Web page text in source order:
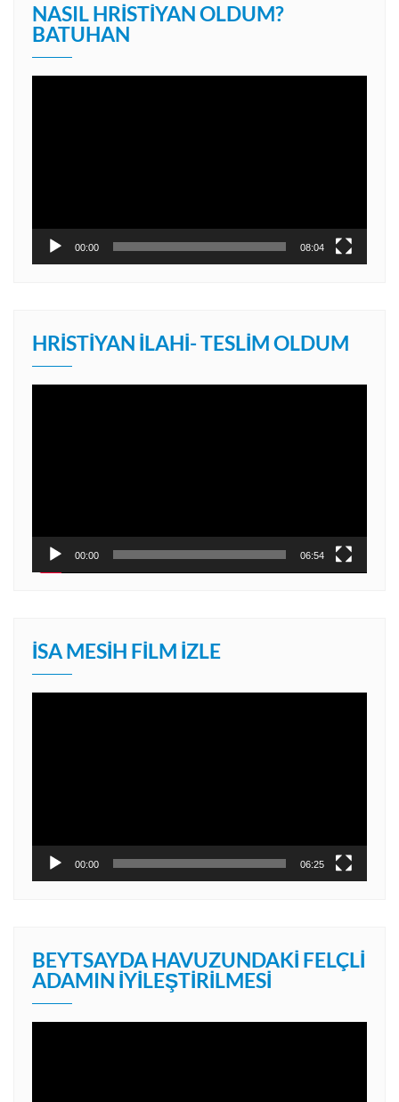
NASIL HRISTIYAN OLDUM?
BATUHAN
00:00 08:04
HRISTIYAN İLAHI- TESLIM OLDUM
00:00 06:54
İSA MESIH FILM İZLE
00:00 06:25
BEYTSAYDA HAVUZUNDAKI FELÇLI
ADAMIN İYILEŞTIRILMESI